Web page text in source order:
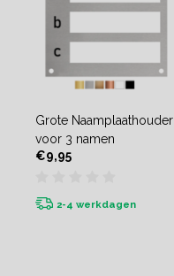
Grote Naamplaathouder
voor 3 namen
€9,95
2-4 werkdagen